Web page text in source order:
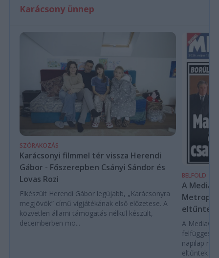
Karácsony ünnep
SZÓRAKOZÁS
Karácsonyi filmmel tér vissza Herendi
Gábor - Főszerepben Csányi Sándor és
Lovas Rozi
Elkészült Herendi Gábor legújabb, „Karácsonyra
megjövök” című vígjátékának első előzetese. A
közvetlen állami támogatás nélkül készült,
decemberben mo...
BELFÖLD
A
Metropol
eltűntek
A
napilap
eltűntek